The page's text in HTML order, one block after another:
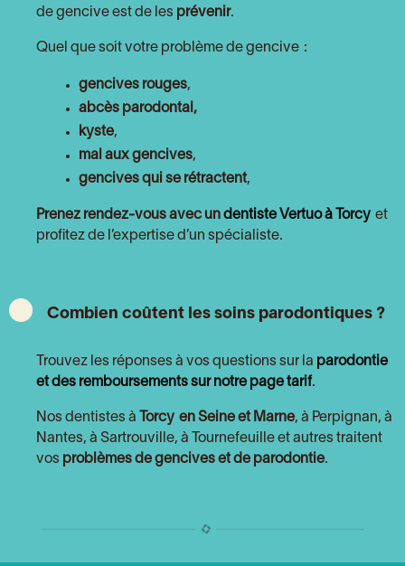
de gencive est de les prévenir.
Quel que soit votre problème de gencive :
gencives rouges,
abcès parodontal,
kyste,
mal aux gencives,
gencives qui se rétractent,
Prenez rendez-vous avec un dentiste Vertuo à Torcy et
profitez de l’expertise d’un spécialiste.
Combien coûtent les soins parodontiques ?
Trouvez les réponses à vos questions sur la parodontie
et des remboursements sur notre page tarif.
Nos dentistes à Torcy en Seine et Marne, à Perpignan, à
Nantes, à Sartrouville, à Tournefeuille et autres traitent
vos problèmes de gencives et de parodontie.